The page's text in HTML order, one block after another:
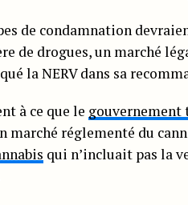
de condamnation
de drogues, un marché
la NERV dans sa
à ce que le gouvernement
marché réglementé du
qui n’incluait pas la